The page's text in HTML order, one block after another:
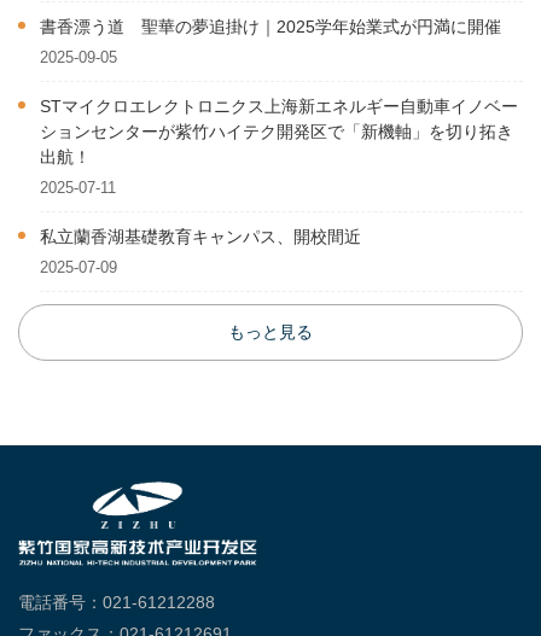
書香漂う道 聖華の夢追掛け｜2025学年始業式が円満に開催
2025-09-05
STマイクロエレクトロニクス上海新エネルギー自動車イノベー
ションセンターが紫竹ハイテク開発区で「新機軸」を切り拓き
出航！
2025-07-11
私立蘭香湖基礎教育キャンパス、開校間近
2025-07-09
もっと見る
電話番号：021-61212288